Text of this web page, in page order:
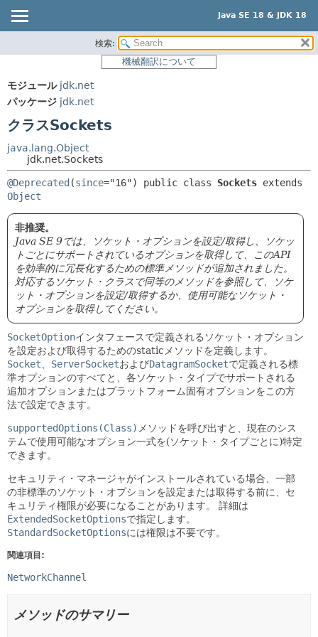
Java SE 18 & JDK 18
パッケージ
使用
ツリー
プレビュー
新規
非推奨
索引
ヘルプ
サマリー:
ネスト済
フィールド
検索:
機械翻訳について
モジュール jdk.net
パッケージ jdk.net
クラスSockets
java.lang.Object
jdk.net.Sockets
@Deprecated (since="16") public class Sockets
Object
非推奨。
Java SE 9では、ソケット・オプションを設定/取得し、ソケッ
トごとにサポートされているオプションを取得して、このAPI
を効率的に冗長化するための標準メソッドが追加されました。
対応するソケット・クラスで同等のメソッドを参照して、ソケ
ット・オプションを設定/取得するか、使用可能なソケット・
オプションを取得してください。
SocketOptionインタフェースで定義されるソケット・オプション
を設定および取得するためのstaticメソッドを定義します。
Socket
ServerSocketおよびDatagramSocketで定義される標
準オプションのすべてと、各ソケット・タイプでサポートされる
追加オプションまたはプラットフォーム固有オプションをこの方
法で設定できます。
supportedOptions(Class) メソッドを呼び出すと、現在のシス
テムで使用可能なオプション一式を(ソケット・タイプごとに)特定
できます。
セキュリティ・マネージャがインストールされている場合、一部
の非標準のソケット・オプションを設定または取得する前に、セ
キュリティ権限が必要になることがあります。
詳細は
ExtendedSocketOptionsで指定します。
StandardSocketOptionsには権限は不要です。
関連項目:
NetworkChannel
メソッドのサマリー